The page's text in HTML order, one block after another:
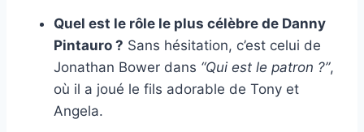
Quel est le rôle le plus célèbre de Danny
Pintauro ? Sans hésitation, c’est celui de
Jonathan Bower dans “Qui est le patron ?”,
où il a joué le fils adorable de Tony et
Angela.